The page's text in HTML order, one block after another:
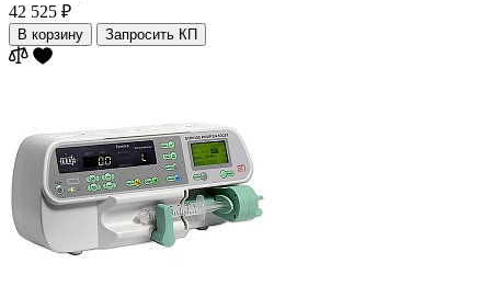
42 525 ₽
В корзину Запросить КП